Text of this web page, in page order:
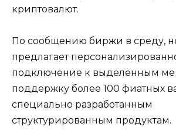
криптовалют.
По сообщению биржи в среду,
предлагает
подключение к выделенным
поддержку более 100 фиатных
специально разработанным
структурированным продуктам.